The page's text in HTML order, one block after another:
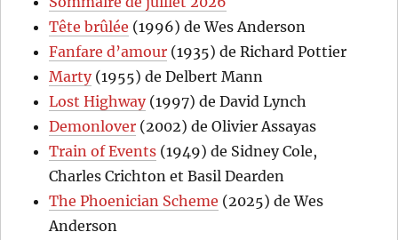
Tête brûlée (1996) de Wes Anderson
Fanfare d’amour (1935) de Richard Pottier
Marty(1955) de Delbert Mann
Lost Highway(1997) de David Lynch
Demonlover (2002) de Olivier Assayas
Train of Events (1949) de Sidney Cole,
Charles Crichton et Basil Dearden
The Phoenician Scheme (2025) de Wes
Anderson